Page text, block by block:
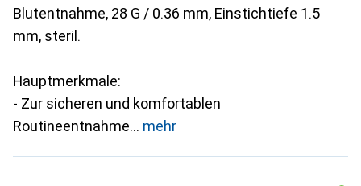
Blutentnahme, 28 G / 0.36 mm, Einstichtiefe 1.5
mm, steril.
Hauptmerkmale:
- Zur sicheren und komfortablen
Routineentnahme
mehr